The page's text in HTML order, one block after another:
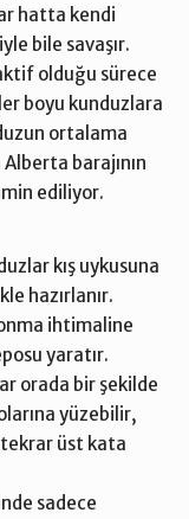
hatta kendi
bile savaşır.
olduğu sürece
boyu kunduzlara
ortalama
barajının
ediliyor.
kış uykusuna
hazırlanır.
ihtimaline
yaratır.
orada bir şekilde
yüzebilir,
tekrar üst kata
sadece